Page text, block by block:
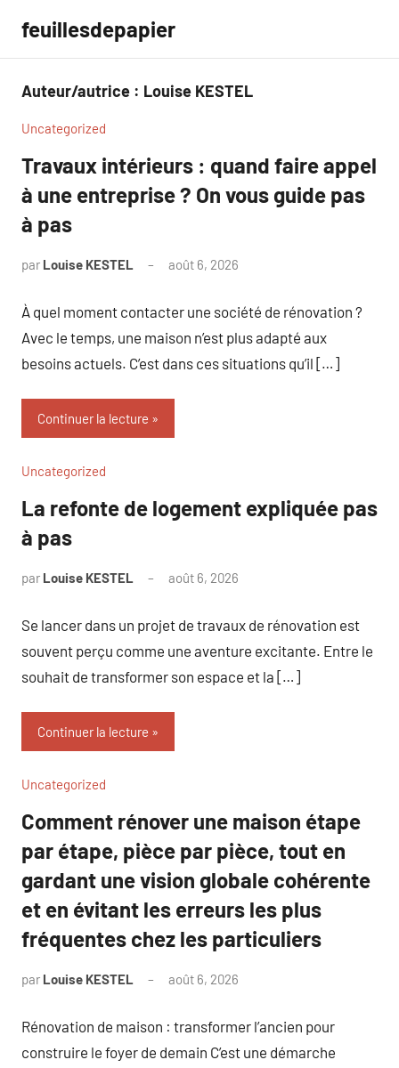
contenu
feuillesdepapier
Auteur/autrice : Louise KESTEL
Uncategorized
Travaux intérieurs : quand faire appel
à une entreprise ? On vous guide pas
à pas
par Louise KESTEL août 6, 2026
À quel moment contacter une société de rénovation ?
Avec le temps, une maison n’est plus adapté aux
besoins actuels. C’est dans ces situations qu’il […]
Continuer la lecture
Uncategorized
La refonte de logement expliquée pas
à pas
par Louise KESTEL août 6, 2026
Se lancer dans un projet de travaux de rénovation est
souvent perçu comme une aventure excitante. Entre le
souhait de transformer son espace et la […]
Continuer la lecture
Uncategorized
Comment rénover une maison étape
par étape, pièce par pièce, tout en
gardant une vision globale cohérente
et en évitant les erreurs les plus
fréquentes chez les particuliers
par Louise KESTEL août 6, 2026
Rénovation de maison : transformer l’ancien pour
construire le foyer de demain C’est une démarche